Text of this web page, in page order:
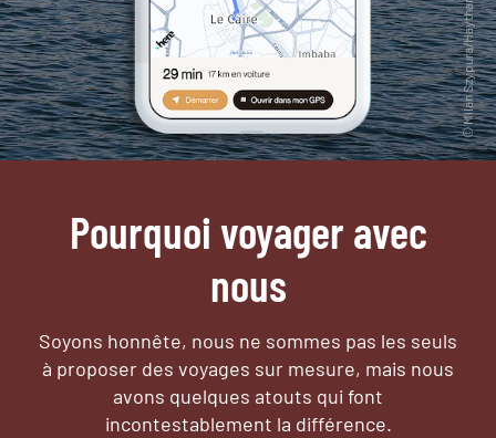
Pourquoi voyager avec
nous
Soyons honnête, nous ne sommes pas les seuls
à proposer des voyages sur mesure, mais nous
avons quelques atouts qui font
incontestablement la différence.